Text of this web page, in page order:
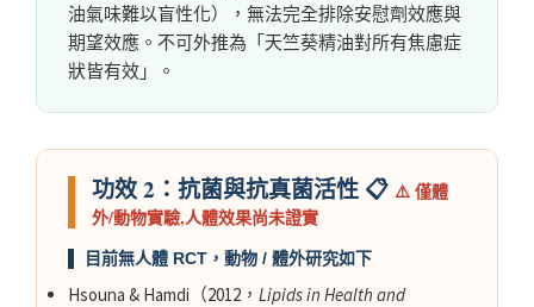
油氣味難以盲性化），無法完全排除安慰劑效應與
期望效應。不可外推為「天竺葵精油對所有焦慮症
狀皆有效」。
功效 2：抗菌與抗真菌活性 📋 ⚠️ 僅體
外/動物實驗,人體效果尚未證實
▌ 目前無人體 RCT，動物 / 體外研究如下
Hsouna & Hamdi（2012， Lipids in Health and